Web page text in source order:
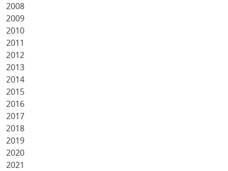
2008
2009
2010
2011
2012
2013
2014
2015
2016
2017
2018
2019
2020
2021